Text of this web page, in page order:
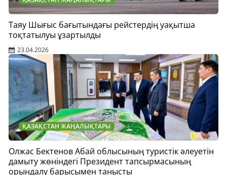
Таяу Шығыс бағытындағы рейстердің уақытша
тоқтатылуы ұзартылды
23.04.2026
ҚАЗАҚСТАН ЖАҢАЛЫҚТАРЫ
Олжас Бектенов Абай облысының туристік әлеуетін
дамыту жөніндегі Президент тапсырмасының
орындалу барысымен танысты